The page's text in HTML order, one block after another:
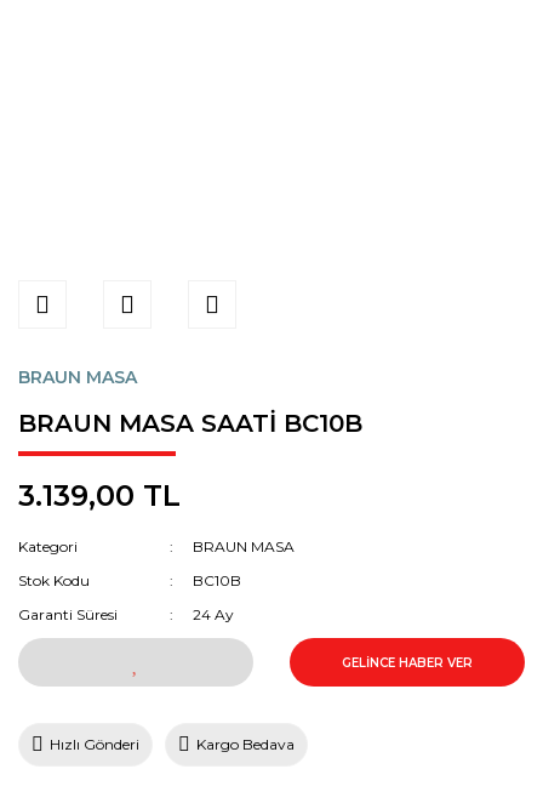
BRAUN MASA
BRAUN MASA SAATİ BC10B
3.139,00 TL
Kategori
BRAUN MASA
Stok Kodu
BC10B
Garanti Süresi
24 Ay
GELİNCE HABER VER
Hızlı Gönderi Kargo Bedava